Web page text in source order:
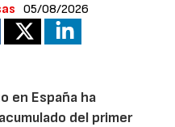
05/08/2026
en España ha
del primer